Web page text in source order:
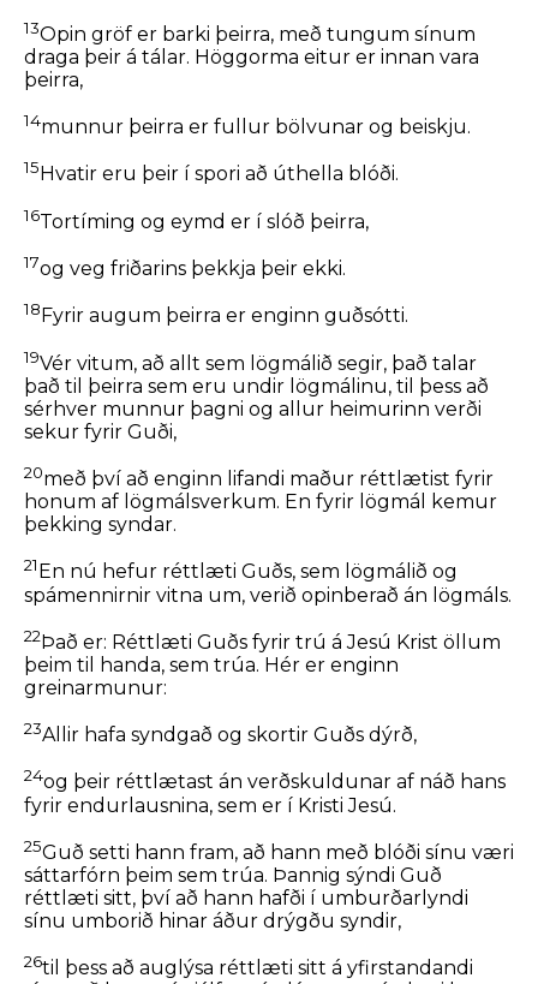
13Opin gröf er barki þeirra, með tungum sínum
draga þeir á tálar. Höggorma eitur er innan vara
þeirra,
14munnur þeirra er fullur bölvunar og beiskju.
15 Hvatir eru þeir í spori að úthella blóði.
16Tortíming og eymd er í slóð þeirra,
17og veg friðarins þekkja þeir ekki.
18 Fyrir augum þeirra er enginn guðsótti.
19Vér vitum, að allt sem lögmálið segir, það talar
það til þeirra sem eru undir lögmálinu, til þess að
sérhver munnur þagni og allur heimurinn verði
sekur fyrir Guði,
20með því að enginn lifandi maður réttlætist fyrir
honum af lögmálsverkum. En fyrir lögmál kemur
þekking syndar.
21 En nú hefur réttlæti Guðs, sem lögmálið og
spámennirnir vitna um, verið opinberað án lögmáls.
22Það er: Réttlæti Guðs fyrir trú á Jesú Krist öllum
þeim til handa, sem trúa. Hér er enginn
greinarmunur:
23Allir hafa syndgað og skortir Guðs dýrð,
24og þeir réttlætast án verðskuldunar af náð hans
fyrir endurlausnina, sem er í Kristi Jesú.
25Guð setti hann fram, að hann með blóði sínu væri
sáttarfórn þeim sem trúa. Þannig sýndi Guð
réttlæti sitt, því að hann hafði í umburðarlyndi
sínu umborið hinar áður drýgðu syndir,
26til þess að auglýsa réttlæti sitt á yfirstandandi